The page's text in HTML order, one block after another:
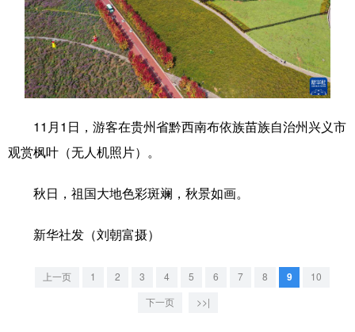
文化 书画 健康 军事
访谈 视频 图片 政务
法律 中央文件 金融 汽车
公益 一带一路
文化产业
11月1日，游客在贵州省黔西南布依族苗族自治州兴义市
观赏枫叶（无人机照片）。
秋日，祖国大地色彩斑斓，秋景如画。
新华社发（刘朝富摄）
上一页 1 2 3 4 5 6 7 8 9 10
下一页 >>|